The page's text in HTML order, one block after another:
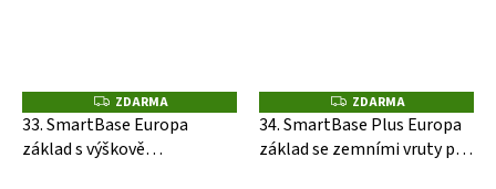
Z
D
A
R
ZDARMA
33. SmartBase Europa
základ s výškově
Z
D
A
R
ZDARMA
34. SmartBase Plus Europa
základ se zemními vruty pro